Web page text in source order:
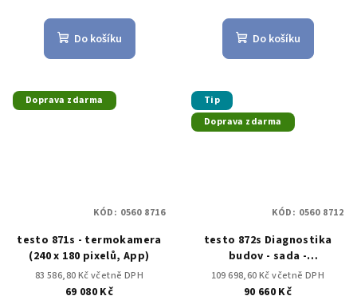
Do košíku Do košíku
Doprava zdarma
testo 871s - termokamera
(240 x 180 pixelů, App)
83 586,80 Kč včetně DPH
69 080 Kč
KÓD: 0560 8716
Tip
Doprava zdarma
testo 872s Diagnostika
budov - sada -
Termokamera testo 872s s
Bluetooth vlhkostní
109 698,60 Kč včetně DPH
90 660 Kč
KÓD: 0560 8712